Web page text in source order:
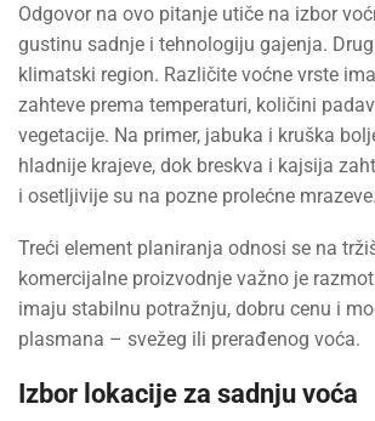
Odgovor na ovo pitanje utiče na izbor
gustinu sadnje i tehnologiju gajenja.
klimatski region. Različite voćne vrste
zahteve prema temperaturi, količini
vegetacije. Na primer, jabuka i kruška
hladnije krajeve, dok breskva i kajsija
i osetljivije su na pozne prolećne mrazeve.
Treći element planiranja odnosi se na
komercijalne proizvodnje važno je
imaju stabilnu potražnju, dobru cenu i
plasmana – svežeg ili prerađenog voća.
Izbor lokacije za sadnju voća